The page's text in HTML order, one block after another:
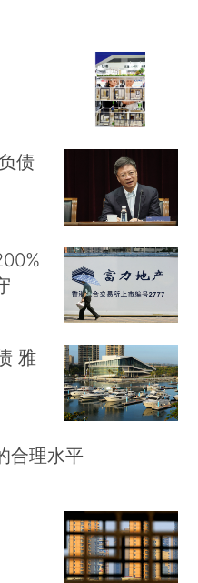
债
雅
合理水平